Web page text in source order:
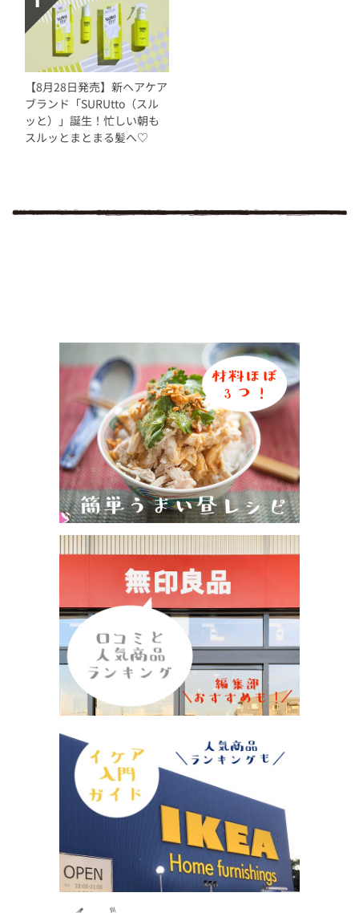
【8月28日発売】新ヘアケア
ブランド「SURUtto（スル
ッと）」誕生！忙しい朝も
スルッとまとまる髪へ♡